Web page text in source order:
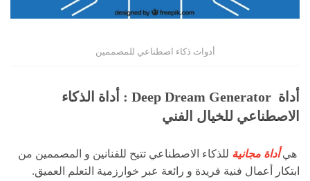
أدوات ذكاء اصطناعي للمصممين
أداة Deep Dream Generator : أداة الذكاء
الاصطناعي للخيال الفني
هيأداة مجانية للذكاء الاصطناعي تتيح للفنانين و المصممين من
ابتكار أعمال فنية فريدة و رائعة عبر خوارزمية التعلم العميق.